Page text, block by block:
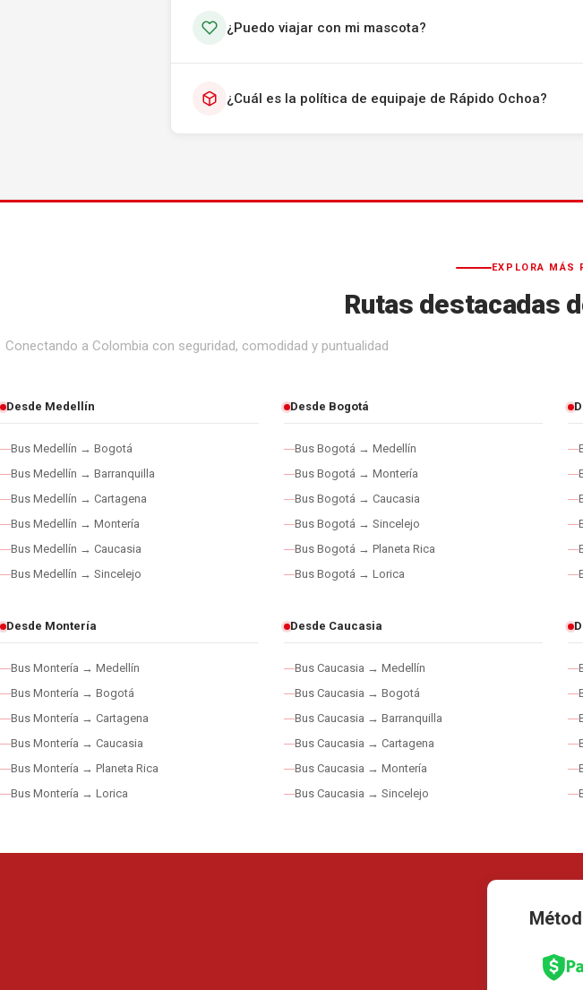
¿Puedo viajar con mi mascota?
¿Cuál es la política de equipaje de Rápido Ochoa?
EXPLORA MÁS
Rutas destacadas
Conectando a Colombia con seguridad, comodidad y puntualidad
Desde Medellín
Bus Medellín → Bogotá
Bus Medellín → Barranquilla
Bus Medellín → Cartagena
Bus Medellín → Montería
Bus Medellín → Caucasia
Bus Medellín → Sincelejo
Desde Bogotá
Bus Bogotá → Medellín
Bus Bogotá → Montería
Bus Bogotá → Caucasia
Bus Bogotá → Sincelejo
Bus Bogotá → Planeta Rica
Bus Bogotá → Lorica
Desde Montería
Bus Montería → Medellín
Bus Montería → Bogotá
Bus Montería → Cartagena
Bus Montería → Caucasia
Bus Montería → Planeta Rica
Bus Montería → Lorica
Desde Caucasia
Bus Caucasia → Medellín
Bus Caucasia → Bogotá
Bus Caucasia → Barranquilla
Bus Caucasia → Cartagena
Bus Caucasia → Montería
Bus Caucasia → Sincelejo